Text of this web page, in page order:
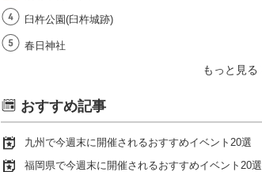
臼杵公園(臼杵城跡)
春日神社
もっと見る
おすすめ記事
九州で今週末に開催されるおすすめイベント20選
福岡県で今週末に開催されるおすすめイベント20選